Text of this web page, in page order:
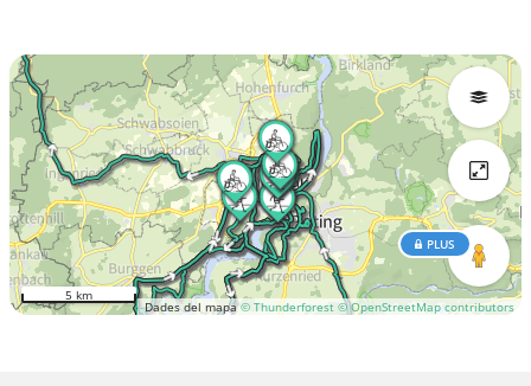
Dades del mapa© Thunderforest © OpenStreetMap contributors
PLUS
5 km